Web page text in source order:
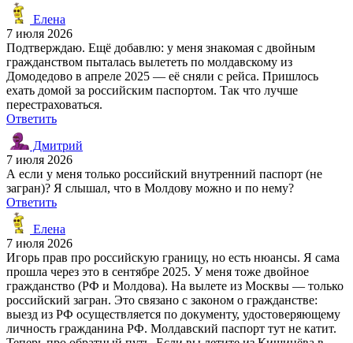
Елена
7 июля 2026
Подтверждаю. Ещё добавлю: у меня знакомая с двойным
гражданством пыталась вылететь по молдавскому из
Домодедово в апреле 2025 — её сняли с рейса. Пришлось
ехать домой за российским паспортом. Так что лучше
перестраховаться.
Ответить
Дмитрий
7 июля 2026
А если у меня только российский внутренний паспорт (не
загран)? Я слышал, что в Молдову можно и по нему?
Ответить
Елена
7 июля 2026
Игорь прав про российскую границу, но есть нюансы. Я сама
прошла через это в сентябре 2025. У меня тоже двойное
гражданство (РФ и Молдова). На вылете из Москвы — только
российский загран. Это связано с законом о гражданстве:
выезд из РФ осуществляется по документу, удостоверяющему
личность гражданина РФ. Молдавский паспорт тут не катит.